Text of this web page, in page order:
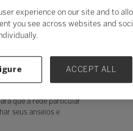
e professores que
Helvia destacou a
Brasil uma delegação
na educação é
entre os
que a rede particular
seus anseios e
experience on our site and to
you see across websites and
ACCEPT ALL